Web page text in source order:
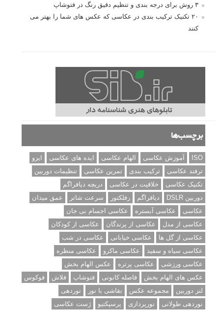
۳ روش برای درجه بندی و تنظیم دقیق رنگ در فتوشاپ
۲۰ تکنیک ترکیب بندی در عکاسی که عکس های شما را بهتر می
کنند
برچسب‌ها
ISO آموزش عکاسی الهام عکاسی ایده های عکاسی
ایزو
ترفند عکاسی
ترکیب بندی تمرین عکاسی
تنظیمات دوربین
تکنیک عکاسی
خلاقیت در عکاسی
دریچه دیافراگم
دوربین DSLR
دیافراگم رفلکتور سرعت شاتر
عمق میدان
عکاسی
عکاسی آبستره
عکاسی اجسام بی جان
عکاسی از مدل
عکاسی از پرندگان
عکاسی از کودکان
عکاسی از گل ها
عکاسی خیابانی
عکاسی در شب
عکاسی سیاه و سفید
عکاسی ماکرو
عکاسی منظره
عکاسی ورزشی
عکاسی پرتره
عکس الهام بخش
عکس های الهام بخش
فاصله کانونی فتوشاپ فلاش
فوکوس
لنز دوربین
مجموعه عکس نقاشی با نور
نوردهی
نوردهی طولانی
نورپردازی پرسپکتیو ژست عکاسی